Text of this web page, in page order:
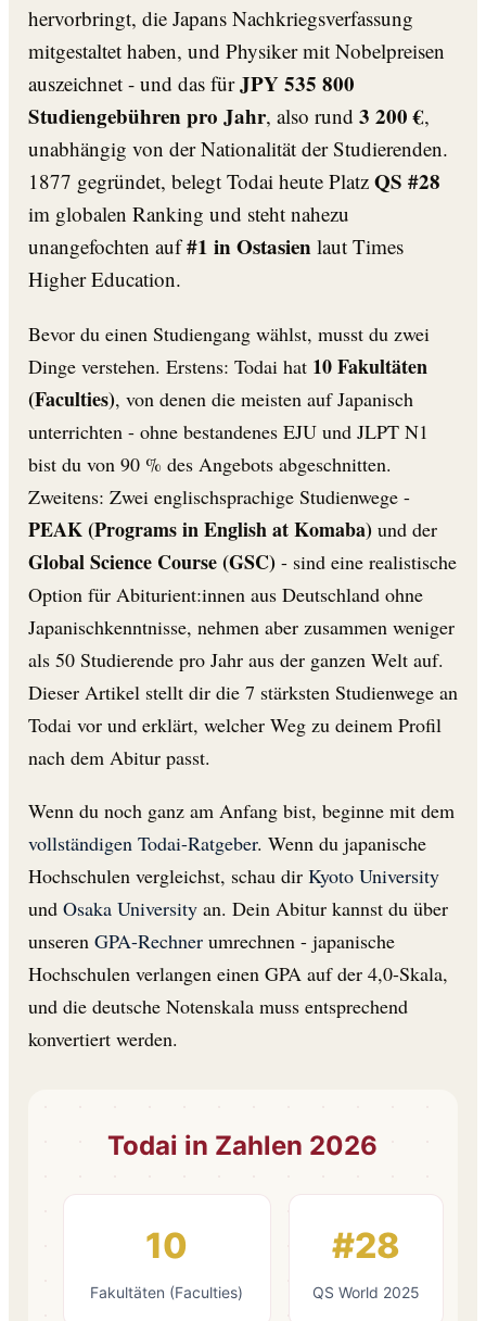
hervorbringt, die Japans Nachkriegsverfassung
mitgestaltet haben, und Physiker mit Nobelpreisen
auszeichnet - und das fürJPY 535 800
Studiengebühren pro Jahr, also rund 3 200 €,
unabhängig von der Nationalität der Studierenden.
1877 gegründet, belegt Todai heute Platz QS #28
im globalen Ranking und steht nahezu
unangefochten auf#1 in Ostasien laut Times
Higher Education.
Bevor du einen Studiengang wählst, musst du zwei
Dinge verstehen. Erstens: Todai hat 10 Fakultäten
(Faculties), von denen die meisten auf Japanisch
unterrichten - ohne bestandenes EJU und JLPT N1
bist du von 90 % des Angebots abgeschnitten.
Zweitens: Zwei englischsprachige Studienwege -
PEAK (Programs in English at Komaba) und der
Global Science Course (GSC) - sind eine realistische
Option für Abiturient:innen aus Deutschland ohne
Japanischkenntnisse, nehmen aber zusammen weniger
als 50 Studierende pro Jahr aus der ganzen Welt auf.
Dieser Artikel stellt dir die 7 stärksten Studienwege an
Todai vor und erklärt, welcher Weg zu deinem Profil
nach dem Abitur passt.
Wenn du noch ganz am Anfang bist, beginne mit dem
vollständigen Todai-Ratgeber. Wenn du japanische
Hochschulen vergleichst, schau dir Kyoto University
und Osaka University an. Dein Abitur kannst du über
unseren GPA-Rechner umrechnen - japanische
Hochschulen verlangen einen GPA auf der 4,0-Skala,
und die deutsche Notenskala muss entsprechend
konvertiert werden.
Todai in Zahlen 2026
10
Fakultäten (Faculties)
#28
QS World 2025